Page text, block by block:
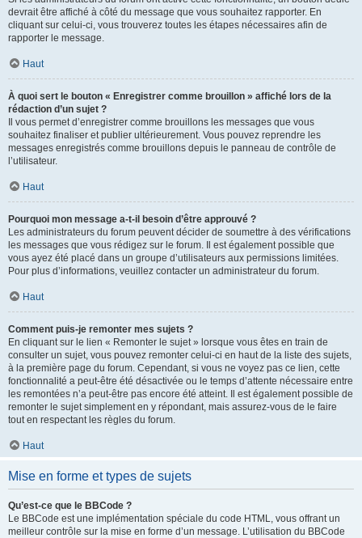
devrait être affiché à côté du message que vous souhaitez rapporter. En
cliquant sur celui-ci, vous trouverez toutes les étapes nécessaires afin de
rapporter le message.
Haut
À quoi sert le bouton « Enregistrer comme brouillon » affiché lors de la
rédaction d’un sujet ?
Il vous permet d’enregistrer comme brouillons les messages que vous
souhaitez finaliser et publier ultérieurement. Vous pouvez reprendre les
messages enregistrés comme brouillons depuis le panneau de contrôle de
l’utilisateur.
Haut
Pourquoi mon message a-t-il besoin d’être approuvé ?
Les administrateurs du forum peuvent décider de soumettre à des vérifications
les messages que vous rédigez sur le forum. Il est également possible que
vous ayez été placé dans un groupe d’utilisateurs aux permissions limitées.
Pour plus d’informations, veuillez contacter un administrateur du forum.
Haut
Comment puis-je remonter mes sujets ?
En cliquant sur le lien « Remonter le sujet » lorsque vous êtes en train de
consulter un sujet, vous pouvez remonter celui-ci en haut de la liste des sujets,
à la première page du forum. Cependant, si vous ne voyez pas ce lien, cette
fonctionnalité a peut-être été désactivée ou le temps d’attente nécessaire entre
les remontées n’a peut-être pas encore été atteint. Il est également possible de
remonter le sujet simplement en y répondant, mais assurez-vous de le faire
tout en respectant les règles du forum.
Haut
Mise en forme et types de sujets
Qu’est-ce que le BBCode ?
Le BBCode est une implémentation spéciale du code HTML, vous offrant un
meilleur contrôle sur la mise en forme d’un message. L’utilisation du BBCode